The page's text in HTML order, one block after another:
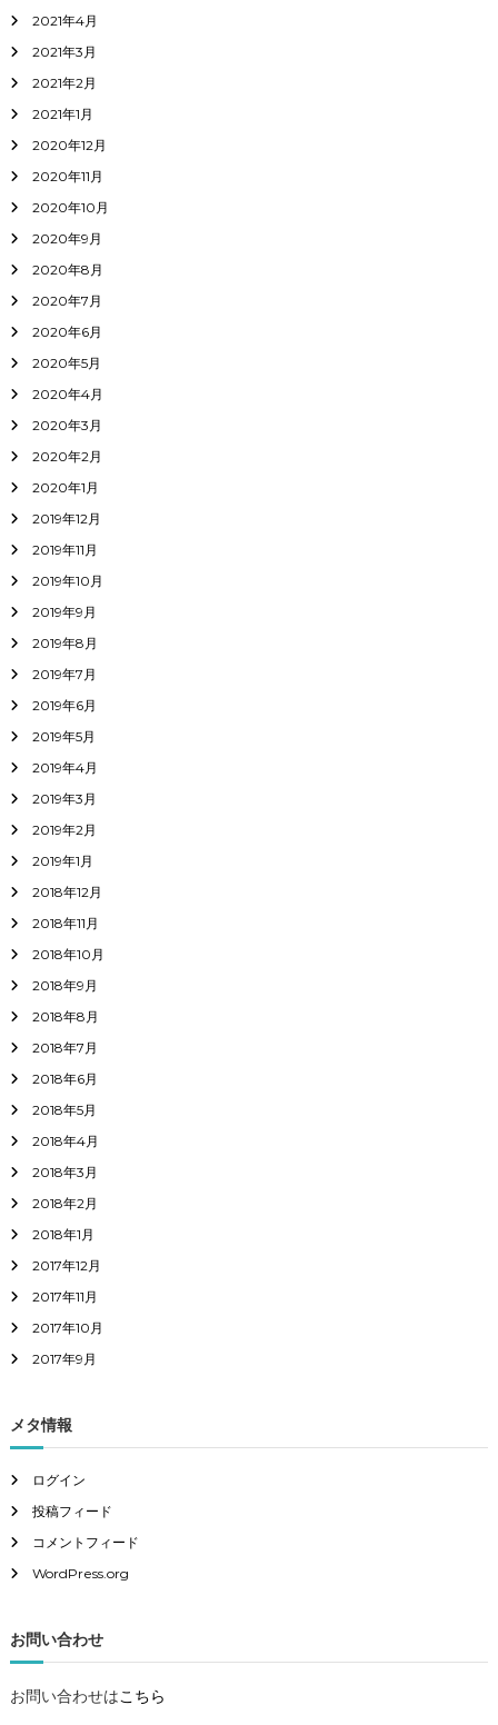
2021年4月
2021年3月
2021年2月
2021年1月
2020年12月
2020年11月
2020年10月
2020年9月
2020年8月
2020年7月
2020年6月
2020年5月
2020年4月
2020年3月
2020年2月
2020年1月
2019年12月
2019年11月
2019年10月
2019年9月
2019年8月
2019年7月
2019年6月
2019年5月
2019年4月
2019年3月
2019年2月
2019年1月
2018年12月
2018年11月
2018年10月
2018年9月
2018年8月
2018年7月
2018年6月
2018年5月
2018年4月
2018年3月
2018年2月
2018年1月
2017年12月
2017年11月
2017年10月
2017年9月
メタ情報
ログイン
投稿フィード
コメントフィード
WordPress.org
お問い合わせ
お問い合わせはこちら